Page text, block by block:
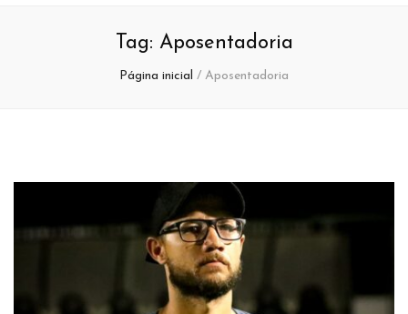
Tag: Aposentadoria
Página inicial / Aposentadoria